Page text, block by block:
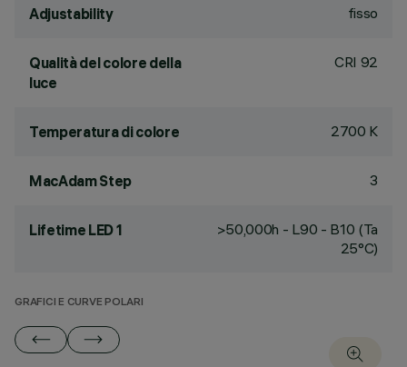
Adjustability fisso
Qualità del colore della
luce
CRI 92
Temperatura di colore 2700 K
MacAdam Step 3
Lifetime LED 1
>50,000h - L90 - B10 (Ta
25°C)
GRAFICI E CURVE POLARI